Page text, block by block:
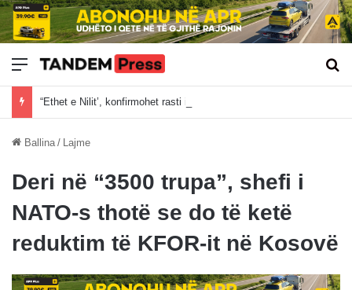
Meny
“Ethet e Nilit’, konfirmohet rasti i parë i virusit në Kosovë
Ballina / Lajme
Deri në “3500 trupa”, shefi i
NATO-s thotë se do të ketë
reduktim të KFOR-it në Kosovë